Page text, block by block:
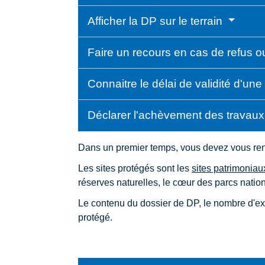
Afficher la DP sur le terrain
Faire un recours en cas de refus
Connaitre le délai de validité
Déclarer l'achèvement des
Dans un premier temps, vous devez vous
Les sites protégés sont les sites
réserves naturelles, le cœur des parcs
Le contenu du dossier de DP, le nombre
protégé.